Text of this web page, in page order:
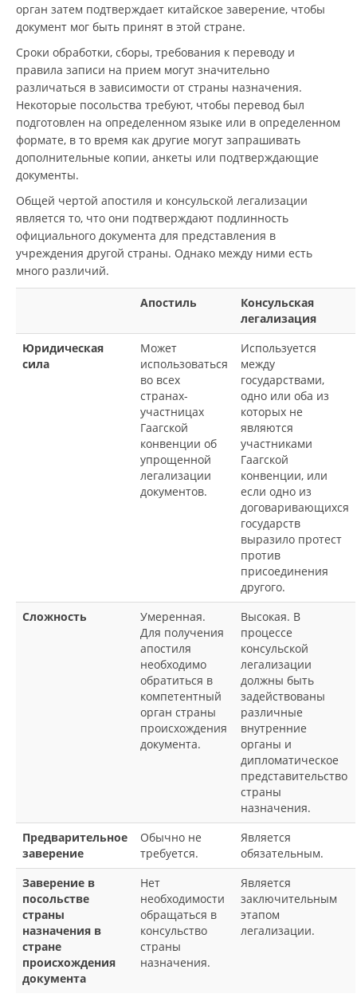
орган затем подтверждает китайское заверение, чтобы
документ мог быть принят в этой стране.
Сроки обработки, сборы, требования к переводу и
правила записи на прием могут значительно
различаться в зависимости от страны назначения.
Некоторые посольства требуют, чтобы перевод был
подготовлен на определенном языке или в определенном
формате, в то время как другие могут запрашивать
дополнительные копии, анкеты или подтверждающие
документы.
Общей чертой апостиля и консульской легализации
является то, что они подтверждают подлинность
официального документа для представления в
учреждения другой страны. Однако между ними есть
много различий.
Апостиль
Консульская
легализация
Юридическая
сила
Может
использоваться
во всех
странах-
участницах
Гаагской
конвенции об
упрощенной
легализации
документов.
Используется
между
государствами,
одно или оба из
которых не
являются
участниками
Гаагской
конвенции, или
если одно из
договаривающихся
государств
выразило протест
против
присоединения
другого.
Сложность
Умеренная.
Для получения
апостиля
необходимо
обратиться в
компетентный
орган страны
происхождения
документа.
Высокая. В
процессе
консульской
легализации
должны быть
задействованы
различные
внутренние
органы и
дипломатическое
представительство
страны
назначения.
Предварительное
заверение
Обычно не
требуется.
Является
обязательным.
Заверение в
посольстве
страны
назначения в
стране
происхождения
документа
Нет
необходимости
обращаться в
консульство
страны
назначения.
Является
заключительным
этапом
легализации.